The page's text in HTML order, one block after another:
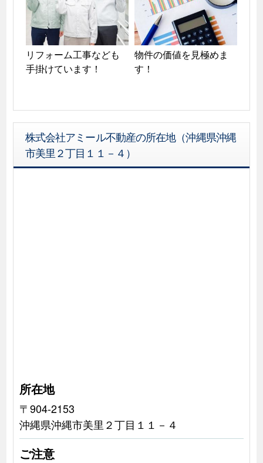
リフォーム工事なども
手掛けています！
物件の価値を見極めま
す！
株式会社アミール不動産の所在地（沖縄県沖縄
市美里２丁目１１－４）
所在地
〒904-2153
沖縄県沖縄市美里２丁目１１－４
ご注意